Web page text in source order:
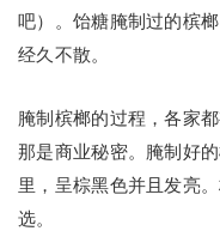
吧）。饴糖腌制过的槟
经久不散。
腌制槟榔的过程，各家
那是商业秘密。腌制好
里，呈棕黑色并且发亮
选。